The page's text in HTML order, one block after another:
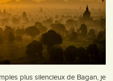
plus silencieux de Bagan, je